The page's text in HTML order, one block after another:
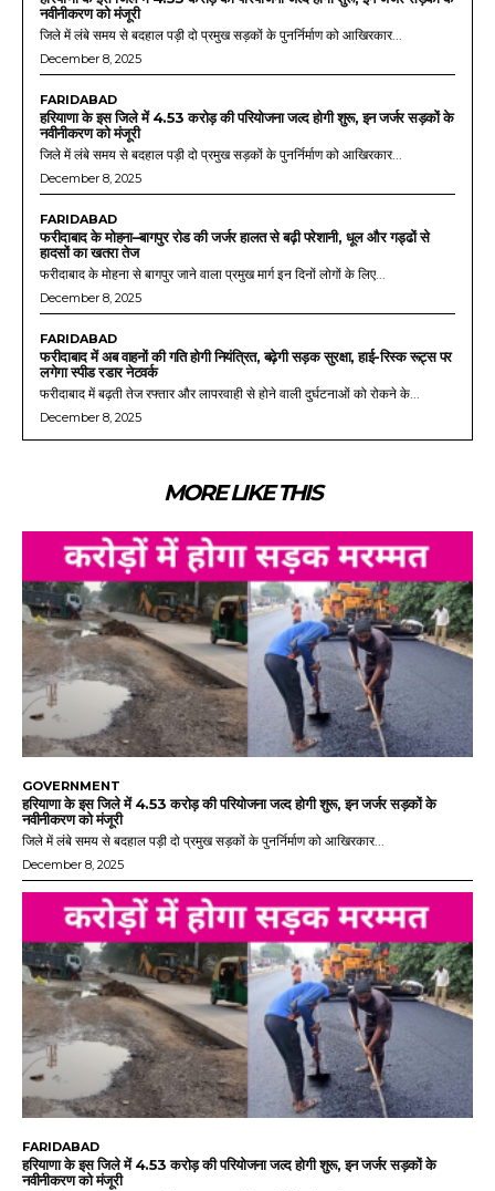
नवीनीकरण को मंजूरी
जिले में लंबे समय से बदहाल पड़ी दो प्रमुख सड़कों के पुनर्निर्माण को आखिरकार...
December 8, 2025
FARIDABAD
हरियाणा के इस जिले में 4.53 करोड़ की परियोजना जल्द होगी शुरू, इन जर्जर सड़कों के
नवीनीकरण को मंजूरी
जिले में लंबे समय से बदहाल पड़ी दो प्रमुख सड़कों के पुनर्निर्माण को आखिरकार...
December 8, 2025
FARIDABAD
फरीदाबाद के मोहना–बागपुर रोड की जर्जर हालत से बढ़ी परेशानी, धूल और गड्ढों से
हादसों का खतरा तेज
फरीदाबाद के मोहना से बागपुर जाने वाला प्रमुख मार्ग इन दिनों लोगों के लिए...
December 8, 2025
FARIDABAD
फरीदाबाद में अब वाहनों की गति होगी नियंत्रित, बढ़ेगी सड़क सुरक्षा, हाई-रिस्क रूट्स पर
लगेगा स्पीड रडार नेटवर्क
फरीदाबाद में बढ़ती तेज रफ्तार और लापरवाही से होने वाली दुर्घटनाओं को रोकने के...
December 8, 2025
MORE LIKE THIS
GOVERNMENT
हरियाणा के इस जिले में 4.53 करोड़ की परियोजना जल्द होगी शुरू, इन जर्जर सड़कों के
नवीनीकरण को मंजूरी
जिले में लंबे समय से बदहाल पड़ी दो प्रमुख सड़कों के पुनर्निर्माण को आखिरकार...
December 8, 2025
FARIDABAD
हरियाणा के इस जिले में 4.53 करोड़ की परियोजना जल्द होगी शुरू, इन जर्जर सड़कों के
नवीनीकरण को मंजूरी